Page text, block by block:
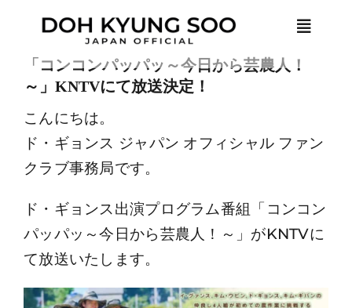
content
Toggle
HOME
NEWS
MEMBER ONLY
LOGIN
「コンコンパッパッ～今日から芸農人！
～」KNTVにて放送決定！
こんにちは。
ド・ギョンス ジャパン オフィシャル ファン
クラブ事務局です。
ド・ギョンス出演プログラム番組「コンコン
パッパッ～今日から芸農人！～」がKNTVに
て放送いたします。